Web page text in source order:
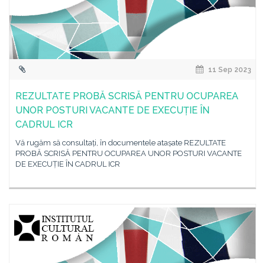
11 Sep 2023
REZULTATE PROBĂ SCRISĂ PENTRU OCUPAREA
UNOR POSTURI VACANTE DE EXECUȚIE ÎN
CADRUL ICR
Vă rugăm să consultați, în documentele atașate REZULTATE
PROBĂ SCRISĂ PENTRU OCUPAREA UNOR POSTURI VACANTE
DE EXECUȚIE ÎN CADRUL ICR